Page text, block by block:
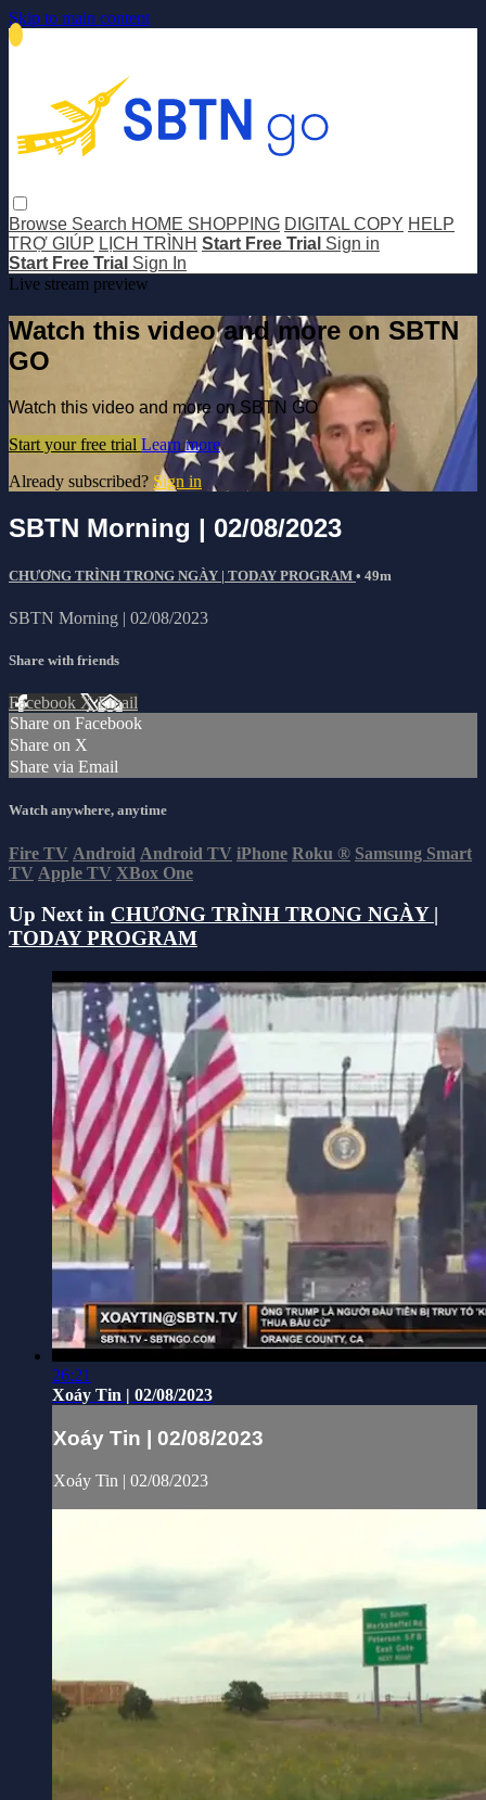
Skip to main content
Browse Search HOME SHOPPING DIGITAL COPY HELP
TRỢ GIÚP LỊCH TRÌNH Start Free Trial Sign in
Start Free Trial Sign In
Live stream preview
Watch this video and more on SBTN
GO
Watch this video and more on SBTN GO
Start your free trial Learn more
Already subscribed? Sign in
SBTN Morning | 02/08/2023
CHƯƠNG TRÌNH TRONG NGÀY | TODAY PROGRAM • 49m
SBTN Morning | 02/08/2023
Share with friends
Facebook XEmail
Share on Facebook
Share on X
Share via Email
Watch anywhere, anytime
Fire TV Android Android TV iPhone Roku ® Samsung Smart
TV Apple TV XBox One
Up Next in CHƯƠNG TRÌNH TRONG NGÀY |
TODAY PROGRAM
26:21
Xoáy Tin | 02/08/2023
Xoáy Tin | 02/08/2023
Xoáy Tin | 02/08/2023